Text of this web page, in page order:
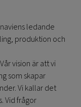
ledande
produktion och
vision är att vi
som skapar
Vi kallar det
Vid frågor